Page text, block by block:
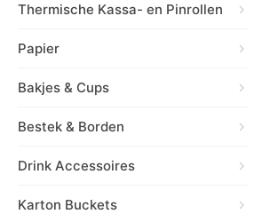
Thermische Kassa- en Pinrollen
Papier
Bakjes & Cups
Bestek & Borden
Drink Accessoires
Karton Buckets